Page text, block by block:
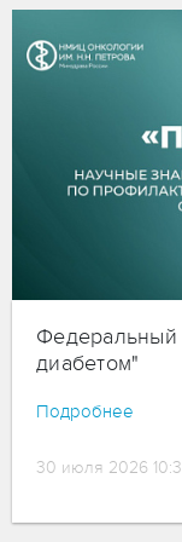
Федеральный
диабетом"
Подробнее
30 июля 2026